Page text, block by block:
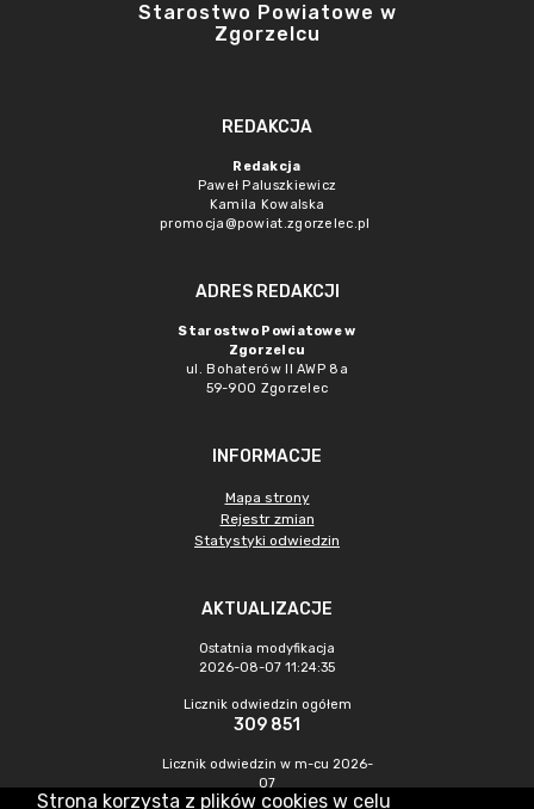
Starostwo Powiatowe w
Zgorzelcu
REDAKCJA
Redakcja
Paweł Paluszkiewicz
Kamila Kowalska
promocja@powiat.zgorzelec.pl
ADRES REDAKCJI
Starostwo Powiatowe w
Zgorzelcu
ul. Bohaterów II AWP 8a
59-900 Zgorzelec
INFORMACJE
Mapa strony
Rejestr zmian
Statystyki odwiedzin
AKTUALIZACJE
Ostatnia modyfikacja
2026-08-07 11:24:35
Licznik odwiedzin ogółem
309 851
Licznik odwiedzin w m-cu 2026-
07
549
Strona korzysta z plików cookies w celu